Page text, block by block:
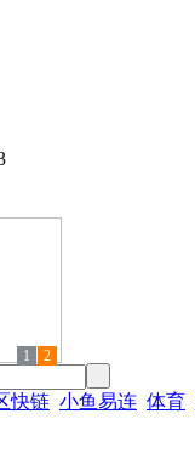
1 2
快链 小鱼易连 体育